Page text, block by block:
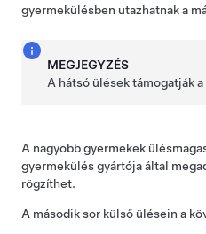
gyermekülésben utazhatnak a
MEGJEGYZÉS
A hátsó ülések támogatják
A nagyobb gyermekek
gyermekülés gyártója által
rögzíthet.
A második sor külső ülésein a